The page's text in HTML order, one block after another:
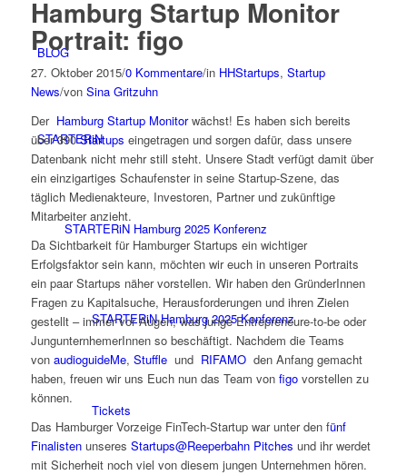
BLOG
STARTERiN
STARTERiN Hamburg 2025 Konferenz
STARTERiN Hamburg 2025 Konferenz
Tickets
Hamburg Startup Monitor
Portrait: figo
27. Oktober 2015/0 Kommentare/in HHStartups, Startup
News/von Sina Gritzuhn
Der Hamburg Startup Monitorwächst! Es haben sich bereits
über 390Startups eingetragen und sorgen dafür, dass unsere
Datenbank nicht mehr still steht. Unsere Stadt verfügt damit über
ein einzigartiges Schaufenster in seine Startup-Szene, das
täglich Medienakteure, Investoren, Partner und zukünftige
Mitarbeiter anzieht.
Da Sichtbarkeit für Hamburger Startups ein wichtiger
Erfolgsfaktor sein kann, möchten wir euch in unseren Portraits
ein paar Startups näher vorstellen. Wir haben den GründerInnen
Fragen zu Kapitalsuche, Herausforderungen und ihren Zielen
gestellt – immer vor Augen, was junge Entrepreneure-to-be oder
JungunternhemerInnen so beschäftigt. Nachdem die Teams
von audioguideMe, Stuffle und RIFAMO den Anfang gemacht
haben, freuen wir uns Euch nun das Team von figo vorstellen zu
können.
Das Hamburger Vorzeige FinTech-Startup war unter den fünf
Finalistenunseres Startups@Reeperbahn Pitches und ihr werdet
mit Sicherheit noch viel von diesem jungen Unternehmen hören.